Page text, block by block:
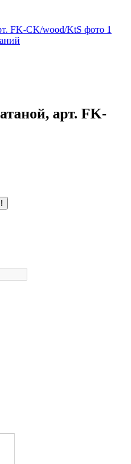
арт. FK-
!